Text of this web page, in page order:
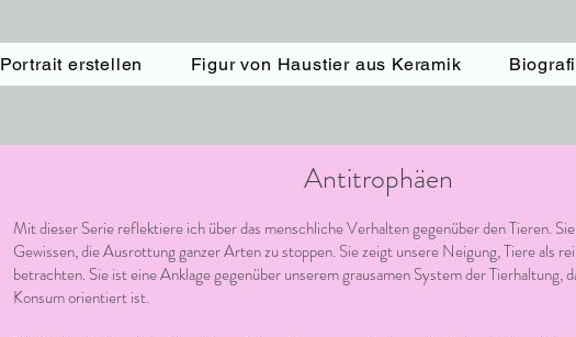
Portrait erstellen Figur von Haustier aus Keramik
Antitrophäen
Mit dieser Serie reflektiere ich über das menschliche Verhalten gegenüber den Tieren.
Gewissen, die Ausrottung ganzer Arten zu stoppen. Sie zeigt unsere Neigung, Tiere als
betrachten. Sie ist eine Anklage gegenüber unserem grausamen System der Tierhaltung,
Konsum orientiert ist.